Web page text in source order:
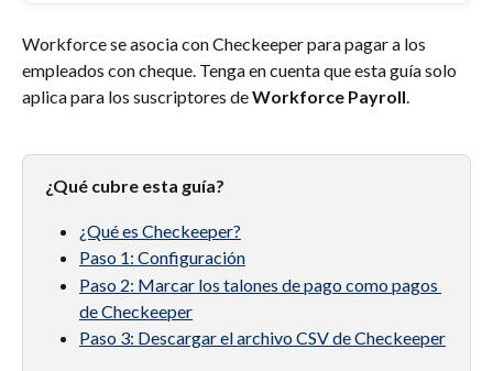
Workforce se asocia con Checkeeper para pagar a los
empleados con cheque. Tenga en cuenta que esta guía solo
aplica para los suscriptores de Workforce Payroll.
¿Qué cubre esta guía?
¿Qué es Checkeeper?
Paso 1: Configuración
Paso 2: Marcar los talones de pago como pagos
de Checkeeper
Paso 3: Descargar el archivo CSV de Checkeeper